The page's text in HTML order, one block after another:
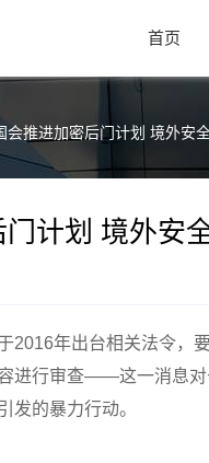
首页
会推进加密后门计划 境外安
计划 境外安
2016年出台相关法令，
进行审查——这一消息
发的暴力行动。